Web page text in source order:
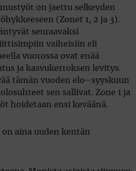
on jaettu selkeyden
(Zonet 1, 2 ja 3).
seuraavaksi
vaiheisiin eli
vuorossa ovat enää
ja kasvukerroksen levitys.
tämän vuoden elo–syyskuun
sen sallivat. Zone 1 ja
hoidetaan ensi keväänä.
aina uuden kentän